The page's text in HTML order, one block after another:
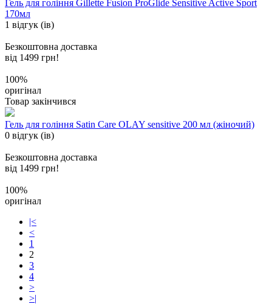
Гель для гоління Gillette Fusion ProGlide Sensitive Active Sport
170мл
1 відгук (ів)
Безкоштовна доставка
від 1499 грн!
100%
оригінал
Товар закінчився
Гель для гоління Satin Care OLAY sensitive 200 мл (жіночий)
0 відгук (ів)
Безкоштовна доставка
від 1499 грн!
100%
оригінал
|<
<
1
2
3
4
>
>|